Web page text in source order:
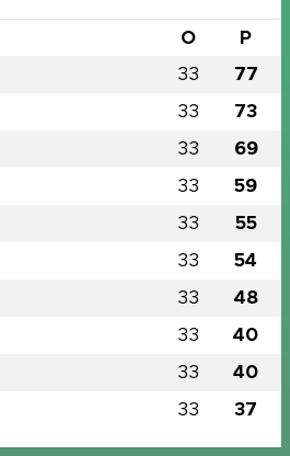
O P
33 77
33 73
33 69
33 59
33 55
33 54
33 48
33 40
33 40
33 37